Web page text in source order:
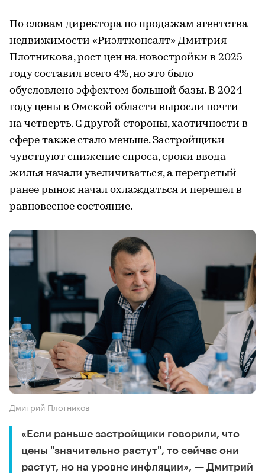
По словам директора по продажам агентства
недвижимости «Риэлтконсалт» Дмитрия
Плотникова, рост цен на новостройки в 2025
году составил всего 4%, но это было
обусловлено эффектом большой базы. В 2024
году цены в Омской области выросли почти
на четверть. С другой стороны, хаотичности в
сфере также стало меньше. Застройщики
чувствуют снижение спроса, сроки ввода
жилья начали увеличиваться, а перегретый
ранее рынок начал охлаждаться и перешел в
равновесное состояние.
Дмитрий Плотников
«Если раньше застройщики говорили, что
цены "значительно растут", то сейчас они
растут, но на уровне инфляции», — Дмитрий